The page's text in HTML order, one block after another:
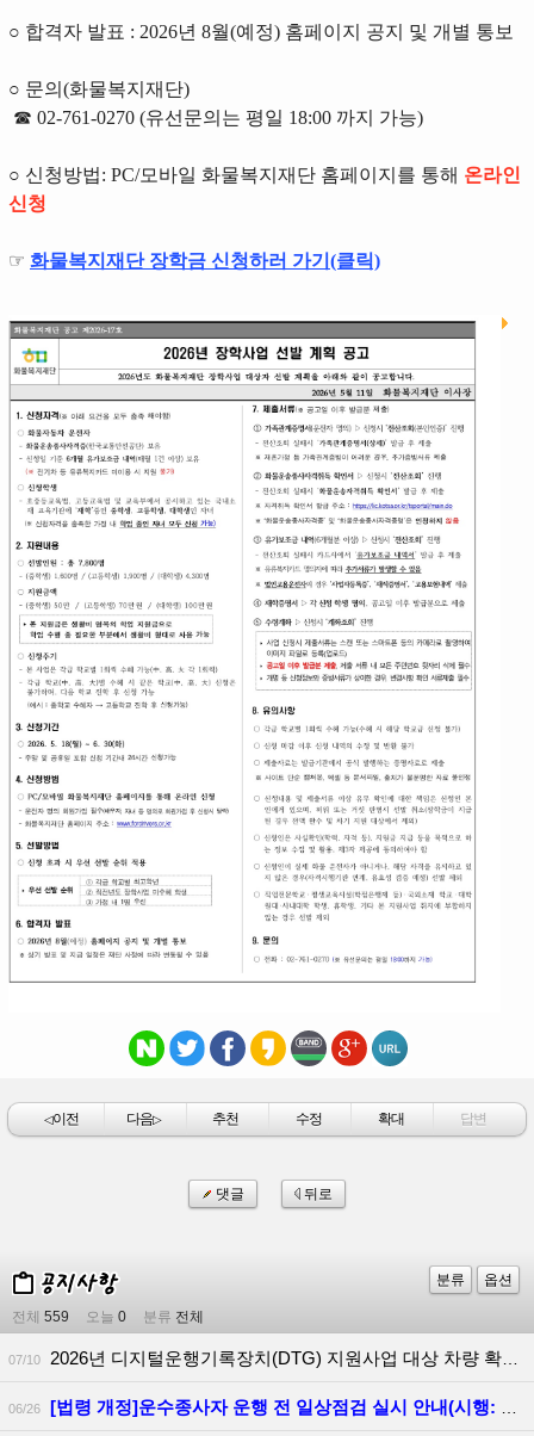
○ 합격자 발표 : 2026년 8월(예정) 홈페이지 공지 및 개별 통보
○ 문의(화물복지재단)
☎ 02-761-0270 (유선문의는 평일 18:00 까지 가능)
○ 신청방법: PC/모바일 화물복지재단 홈페이지를 통해 온라인
신청
☞ 화물복지재단 장학금 신청하러 가기(클릭)
◁이전 다음▷ 추천 수정 확대 답변
댓글 뒤로
분류 옵션
전체 559 오늘 0 분류 전체
07/10 2026년 디지털운행기록장치(DTG) 지원사업 대상 차량 확대 안내
06/26 [법령 개정]운수종사자 운행 전 일상점검 실시 안내(시행: 2026.06.30.)